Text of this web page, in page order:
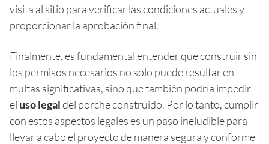
visita al sitio para verificar las condiciones actuales y
proporcionar la aprobación final.
Finalmente, es fundamental entender que construir sin
los permisos necesarios no solo puede resultar en
multas significativas, sino que también podría impedir
el uso legaldel porche construido. Por lo tanto, cumplir
con estos aspectos legales es un paso ineludible para
llevar a cabo el proyecto de manera segura y conforme